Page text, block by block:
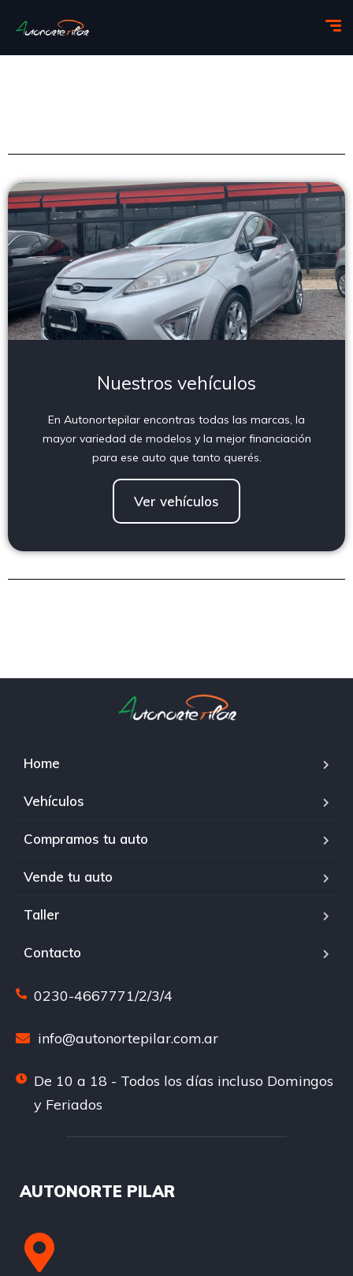
Nuestros vehículos
En Autonortepilar encontras todas las marcas, la
mayor variedad de modelos y la mejor financiación
para ese auto que tanto querés.
Ver vehículos
Home
Vehículos
Compramos tu auto
Vende tu auto
Taller
Contacto
0230-4667771/2/3/4
info@autonortepilar.com.ar
De 10 a 18 - Todos los días incluso Domingos
y Feriados
AUTONORTE PILAR